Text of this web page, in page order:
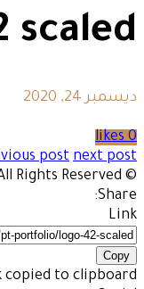
scaled
ديسمبر 24, 2020
0 likes
post next post
© 2Start ADV. All Rights Reserved.
Share:
Link
Copy
copied to clipboard